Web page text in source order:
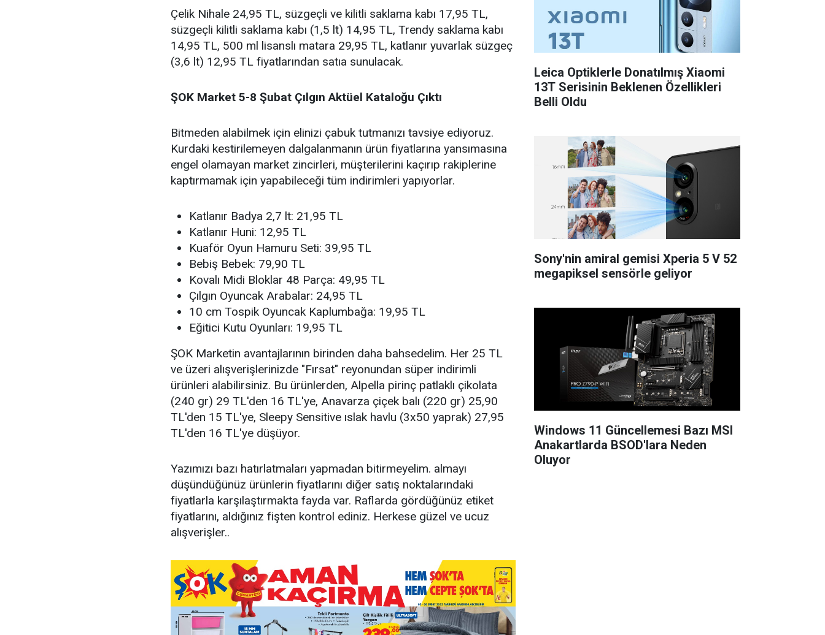
Çelik Nihale 24,95 TL, süzgeçli ve kilitli saklama kabı 17,95 TL,
süzgeçli kilitli saklama kabı (1,5 lt) 14,95 TL, Trendy saklama kabı
14,95 TL, 500 ml lisanslı matara 29,95 TL, katlanır yuvarlak süzgeç
(3,6 lt) 12,95 TL fiyatlarından satıa sunulacak.
ŞOK Market 5-8 Şubat Çılgın Aktüel Kataloğu Çıktı
Bitmeden alabilmek için elinizi çabuk tutmanızı tavsiye ediyoruz.
Kurdaki kestirilemeyen dalgalanmanın ürün fiyatlarına yansımasına
engel olamayan market zincirleri, müşterilerini kaçırıp rakiplerine
kaptırmamak için yapabileceği tüm indirimleri yapıyorlar.
Katlanır Badya 2,7 lt: 21,95 TL
Katlanır Huni: 12,95 TL
Kuaför Oyun Hamuru Seti: 39,95 TL
Bebiş Bebek: 79,90 TL
Kovalı Midi Bloklar 48 Parça: 49,95 TL
Çılgın Oyuncak Arabalar: 24,95 TL
10 cm Tospik Oyuncak Kaplumbağa: 19,95 TL
Eğitici Kutu Oyunları: 19,95 TL
ŞOK Marketin avantajlarının birinden daha bahsedelim. Her 25 TL
ve üzeri alışverişlerinizde "Fırsat" reyonundan süper indirimli
ürünleri alabilirsiniz. Bu ürünlerden, Alpella pirinç patlaklı çikolata
(240 gr) 29 TL'den 16 TL'ye, Anavarza çiçek balı (220 gr) 25,90
TL'den 15 TL'ye, Sleepy Sensitive ıslak havlu (3x50 yaprak) 27,95
TL'den 16 TL'ye düşüyor.
Yazımızı bazı hatırlatmaları yapmadan bitirmeyelim. almayı
düşündüğünüz ürünlerin fiyatlarını diğer satış noktalarındaki
fiyatlarla karşılaştırmakta fayda var. Raflarda gördüğünüz etiket
fiyatlarını, aldığınız fişten kontrol ediniz. Herkese güzel ve ucuz
alışverişler..
Leica Optiklerle Donatılmış Xiaomi
13T Serisinin Beklenen Özellikleri
Belli Oldu
Sony'nin amiral gemisi Xperia 5 V 52
megapiksel sensörle geliyor
Windows 11 Güncellemesi Bazı MSI
Anakartlarda BSOD'lara Neden
Oluyor